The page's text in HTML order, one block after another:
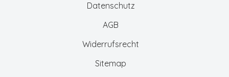
Datenschutz
AGB
Widerrufsrecht
Sitemap